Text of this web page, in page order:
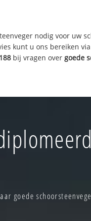
nodig voor uw
kunt u ons bereiken
bij vragen overgoede
goede